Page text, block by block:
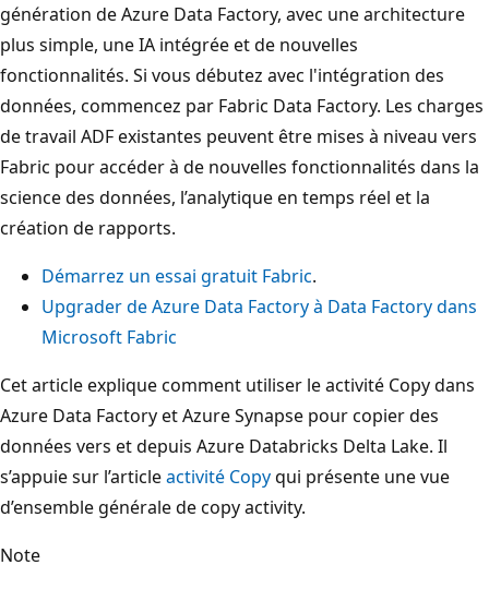
génération de Azure Data Factory, avec une architecture
plus simple, une IA intégrée et de nouvelles
fonctionnalités. Si vous débutez avec l'intégration des
données, commencez par Fabric Data Factory. Les charges
de travail ADF existantes peuvent être mises à niveau vers
Fabric pour accéder à de nouvelles fonctionnalités dans la
science des données, l’analytique en temps réel et la
création de rapports.
Démarrez un essai gratuit Fabric.
Upgrader de Azure Data Factory à Data Factory dans
Microsoft Fabric
Cet article explique comment utiliser le activité Copy dans
Azure Data Factory et Azure Synapse pour copier des
données vers et depuis Azure Databricks Delta Lake. Il
s’appuie sur l’articleactivité Copyqui présente une vue
d’ensemble générale de copy activity.
Note